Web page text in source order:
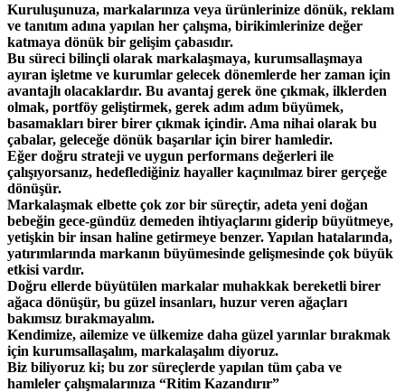
Kuruluşunuza, markalarınıza veya ürünlerinize dönük, reklam
ve tanıtım adına yapılan her çalışma, birikimlerinize değer
katmaya dönük bir gelişim çabasıdır.
Bu süreci bilinçli olarak markalaşmaya, kurumsallaşmaya
ayıran işletme ve kurumlar gelecek dönemlerde her zaman için
avantajlı olacaklardır. Bu avantaj gerek öne çıkmak, ilklerden
olmak, portföy geliştirmek, gerek adım adım büyümek,
basamakları birer birer çıkmak içindir. Ama nihai olarak bu
çabalar, geleceğe dönük başarılar için birer hamledir.
Eğer doğru strateji ve uygun performans değerleri ile
çalışıyorsanız, hedeflediğiniz hayaller kaçınılmaz birer gerçeğe
dönüşür.
Markalaşmak elbette çok zor bir süreçtir, adeta yeni doğan
bebeğin gece-gündüz demeden ihtiyaçlarını giderip büyütmeye,
yetişkin bir insan haline getirmeye benzer. Yapılan hatalarında,
yatırımlarında markanın büyümesinde gelişmesinde çok büyük
etkisi vardır.
Doğru ellerde büyütülen markalar muhakkak bereketli birer
ağaca dönüşür, bu güzel insanları, huzur veren ağaçları
bakımsız bırakmayalım.
Kendimize, ailemize ve ülkemize daha güzel yarınlar bırakmak
için kurumsallaşalım, markalaşalım diyoruz.
Biz biliyoruz ki; bu zor süreçlerde yapılan tüm çaba ve
hamleler çalışmalarınıza “Ritim Kazandırır”